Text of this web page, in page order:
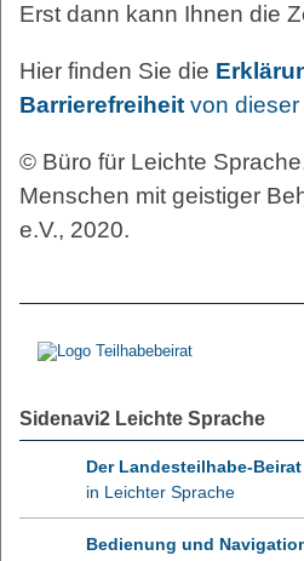
Erst dann kann Ihnen die
Hier finden Sie die
Barrierefreiheit von dieser
© Büro für Leichte
Menschen mit geistiger
e.V., 2020.
Sidenavi2 Leichte Sprache
Der Landesteilhabe-Beirat
in Leichter Sprache
Bedienung und